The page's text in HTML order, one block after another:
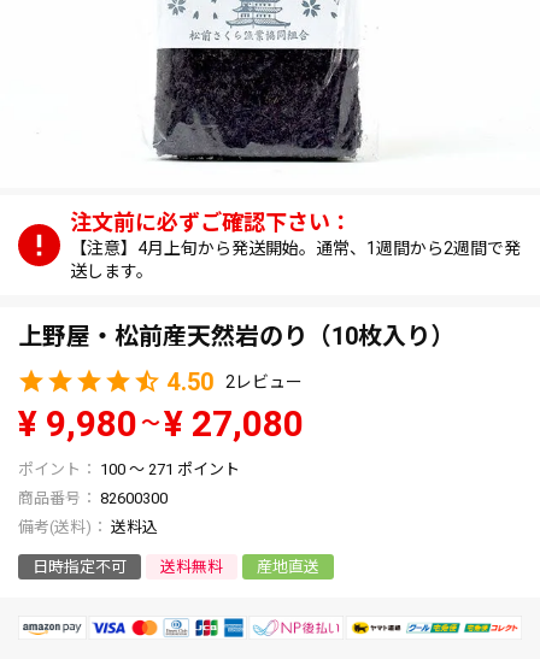
【注意】4月上旬から発送開始。通常、1週間から2週間で発
送します。
上野屋・松前産天然岩のり（10枚入り）
4.50
2
¥ 9,980 〜¥ 27,080
100 〜 271 ポイント
商品番号
82600300
送料込
日時指定不可 送料無料 産地直送